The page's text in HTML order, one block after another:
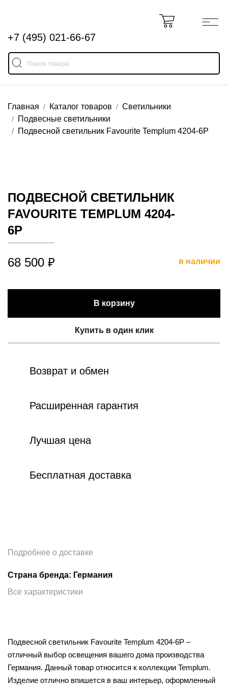
+7 (495) 021-66-67
Главная Каталог товаров
Светильники
Подвесные светильники
Подвесной светильник Favourite Templum 4204-6P
ПОДВЕСНОЙ СВЕТИЛЬНИК
FAVOURITE TEMPLUM 4204-
6P
68 500 ₽ в наличии
В корзину
Купить в один клик
Возврат и обмен
Расширенная гарантия
Лучшая цена
Бесплатная доставка
Подробнее о доставке
Страна бренда: Германия
Все характеристики
Подвесной светильник Favourite Templum 4204-6P –
отличный выбор освещения вашего дома производства
Германия. Данный товар относится к коллекции Templum.
Изделие отлично впишется в ваш интерьер, оформленный